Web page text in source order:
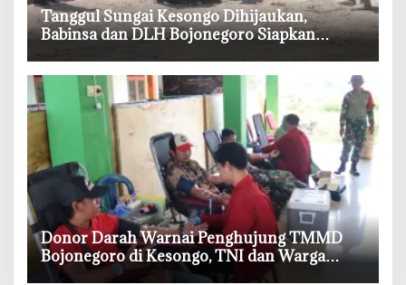
‎Tanggul Sungai Kesongo Dihijaukan,
Babinsa dan DLH Bojonegoro Siapkan
‎Donor Darah Warnai Penghujung TMMD
Bojonegoro di Kesongo, TNI dan Warga
Bergerak untuk Kemanusiaan